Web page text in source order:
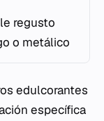
regusto
o metálico
edulcorantes
específica